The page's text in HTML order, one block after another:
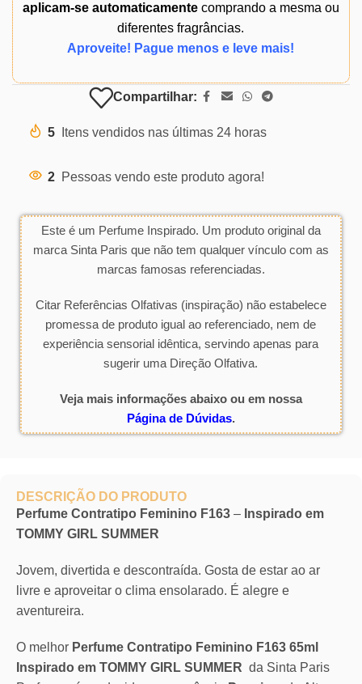
aplicam-se automaticamentecomprando a mesma ou
diferentes fragrâncias.
Aproveite! Pague menos e leve mais!
Compartilhar:
5 Itens vendidos nas últimas 24 horas
2 Pessoas vendo este produto agora!
Este é um Perfume Inspirado. Um produto original da
marca Sinta Paris que não tem qualquer vínculo com as
marcas famosas referenciadas.
Citar Referências Olfativas (inspiração) não estabelece
promessa de produto igual ao referenciado, nem de
experiência sensorial idêntica, servindo apenas para
sugerir uma Direção Olfativa.
Veja mais informações abaixo ou em nossa
Página de Dúvidas.
DESCRIÇÃO DO PRODUTO
Perfume Contratipo Feminino F163 – Inspirado em
TOMMY GIRL SUMMER
Jovem, divertida e descontraída. Gosta de estar ao ar
livre e aproveitar o clima ensolarado. É alegre e
aventureira.
O melhor Perfume Contratipo Feminino F163 65ml
Inspirado em TOMMY GIRL SUMMER da Sinta Paris